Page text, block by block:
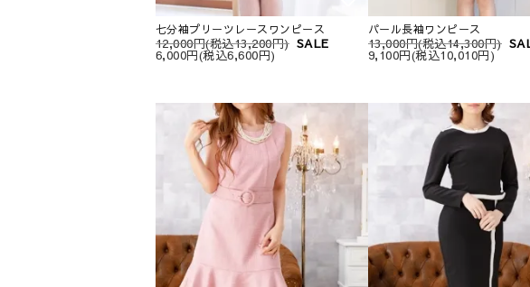
七分袖プリーツレースワンピース
12,000円(税込13,200円) SALE
6,000円(税込6,600円)
パール長袖ワンピース
13,000円(税込14,300円)
9,100円(税込10,010円)